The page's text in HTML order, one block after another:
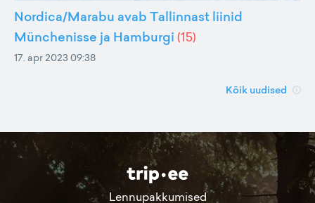
Nordica/Marabu avab Tallinnast liinid
Münchenisse ja Hamburgi (15)
17. apr 2023 09:38
Kõik uudised
Lennupakkumised